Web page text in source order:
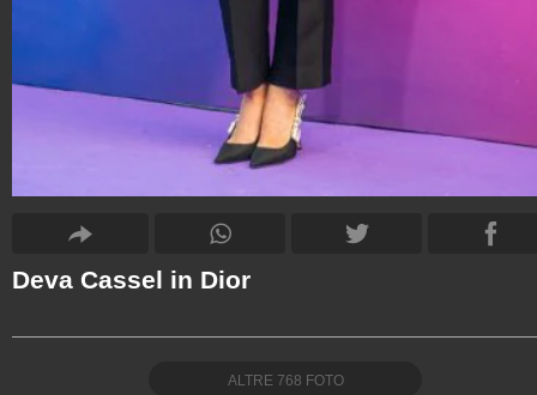
Deva Cassel in Dior
ALTRE 768 FOTO